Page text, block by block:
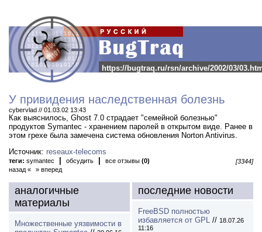
https://bugtraq.ru/rsn/archive/2002/03/
У привидения наследственная болезнь
cybervlad // 01.03.02 13:43
Как выяснилось, Ghost 7.0 страдает "семейной болезнью"
продуктов Symantec - хранением паролей в открытом виде. Ранее в
этом грехе была замечена система обновления Norton Antivirus.
Источник: reseaux-telecoms
теги: symantec обсудить все отзывы (0)
[3344]
назад «
» вперед
аналогичные
материалы
Множественные уязвимости в
последние новости
FreeBSD полностью
избавляется от GPL // 18.07.26
11:16